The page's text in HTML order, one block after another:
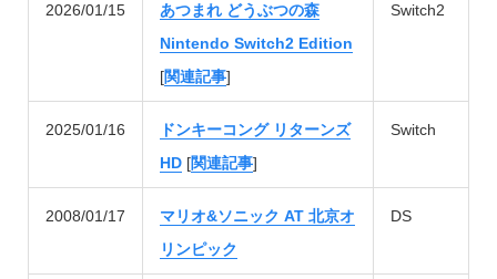
2026/01/15
あつまれ どうぶつの森
Nintendo Switch2 Edition
[関連記事]
Switch2
2025/01/16
ドンキーコング リターンズ
HD[関連記事]
Switch
2008/01/17
マリオ&ソニック AT 北京オ
リンピック
DS